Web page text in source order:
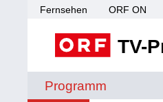
Fernsehen ORF ON
TV-
Programm